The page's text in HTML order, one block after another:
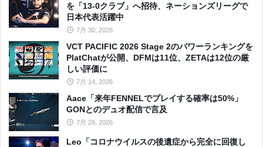
を「13-0クラブ」へ招待、ネーションズリーグで
日本代表活躍中
7月 30, 2026
VCT PACIFIC 2026 Stage 2のパワーランキングを
PlatChatが公開、DFMは11位、ZETAは12位の厳
しい評価に
7月 14, 2026
Aace「来年FENNELでプレイする確率は50%」
GONとのデュオ配信で言及
7月 28, 2026
Leo「コロナウイルスの後遺症から完全に回復し